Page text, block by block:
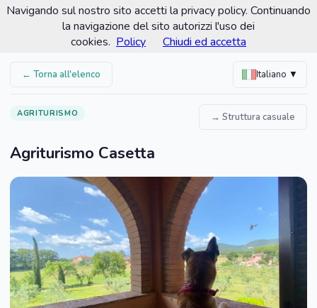
Comune di Gavorrano
Portale turistico ufficiale
← Torna all'elenco Italiano ▼
AGRITURISMO → Struttura casuale
Agriturismo Casetta
Navigando sul nostro sito accetti la privacy policy. Continuando
la navigazione del sito autorizzi l'uso dei
cookies. Policy Chiudi ed accetta